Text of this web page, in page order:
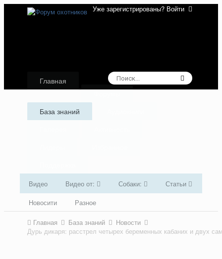
Уже зарегистрированы? Войти
Главная
База знаний
Видео Видео от: Собаки:
Статьи
Новосити
Разное
Главная База знаний
Новости
Дурь дикаря: расстрел четырех беременных кабаних и двух